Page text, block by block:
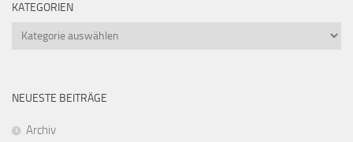
KATEGORIEN
Kategorien
NEUESTE BEITRÄGE
Archiv